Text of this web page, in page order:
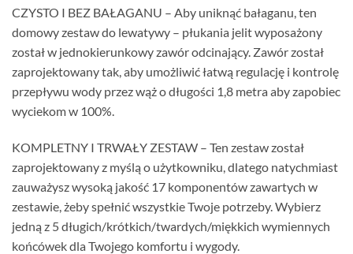
CZYSTO I BEZ BAŁAGANU – Aby uniknąć bałaganu, ten
domowy zestaw do lewatywy – płukania jelit wyposażony
został w jednokierunkowy zawór odcinający. Zawór został
zaprojektowany tak, aby umożliwić łatwą regulację i kontrolę
przepływu wody przez wąż o długości 1,8 metra aby zapobiec
wyciekom w 100%.
KOMPLETNY I TRWAŁY ZESTAW – Ten zestaw został
zaprojektowany z myślą o użytkowniku, dlatego natychmiast
zauważysz wysoką jakość 17 komponentów zawartych w
zestawie, żeby spełnić wszystkie Twoje potrzeby. Wybierz
jedną z 5 długich/krótkich/twardych/miękkich wymiennych
końcówek dla Twojego komfortu i wygody.